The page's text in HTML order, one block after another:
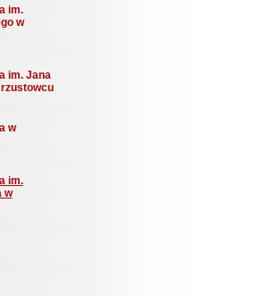
im.
w
im. Jana
w
im.
w